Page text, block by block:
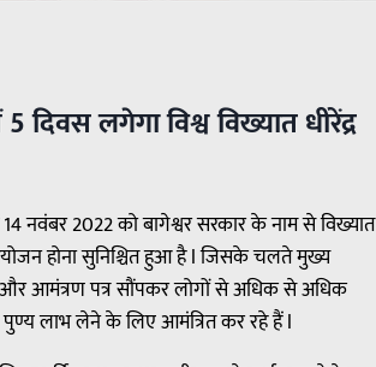
लगेगा विश्व विख्यात धीरेंद्र
नवंबर 2022 को बागेश्वर सरकार के नाम से विख्यात
होना सुनिश्चित हुआ है l जिसके चलते मुख्य
और आमंत्रण पत्र सौंपकर लोगों से अधिक से अधिक
पुण्य लाभ लेने के लिए आमंत्रित कर रहे हैं l